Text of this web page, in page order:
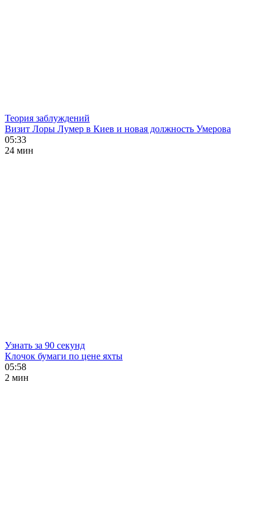
Теория заблуждений
Визит Лоры Лумер в Киев и новая должность Умерова
05:33
24 мин
Узнать за 90 секунд
Клочок бумаги по цене яхты
05:58
2 мин